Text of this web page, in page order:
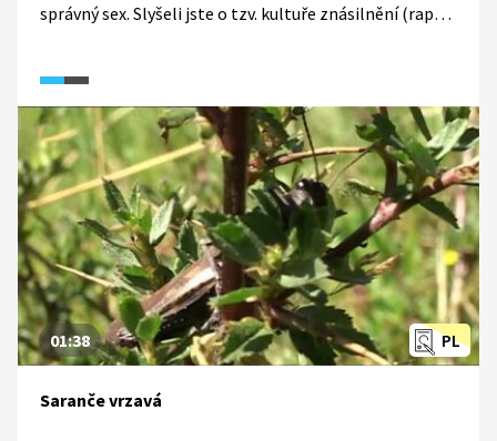
správný sex. Slyšeli jste o tzv. kultuře znásilnění (rape
PL
01:38
Saranče vrzavá